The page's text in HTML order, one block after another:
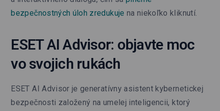
bezpečnostných úloh zredukuje na niekoľko kliknutí.
ESET AI Advisor: objavte moc
vo svojich rukách
ESET AI Advisor je generatívny asistent kybernetickej
bezpečnosti založený na umelej inteligencii, ktorý